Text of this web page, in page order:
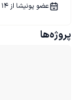
عضو پونیشا از 14 مهر 1404
پروژه‌ها